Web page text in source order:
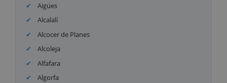
Aigües
Alcalalí
Alcocer de Planes
Alcoleja
Alfafara
Algorfa